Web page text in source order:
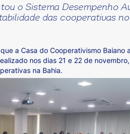
o Sistema Desempenho
das cooperativas
a Casa do Cooperativismo
nos dias 21 e 22 de
na Bahia.